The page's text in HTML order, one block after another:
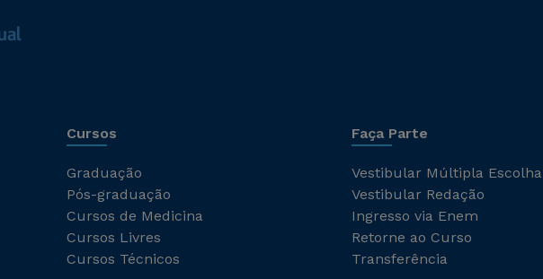
Cursos
Graduação
Pós-graduação
Cursos de Medicina
Cursos Livres
Cursos Técnicos
Faça Parte
Vestibular Múltipla Escolha
Vestibular Redação
Ingresso via Enem
Retorne ao Curso
Transferência